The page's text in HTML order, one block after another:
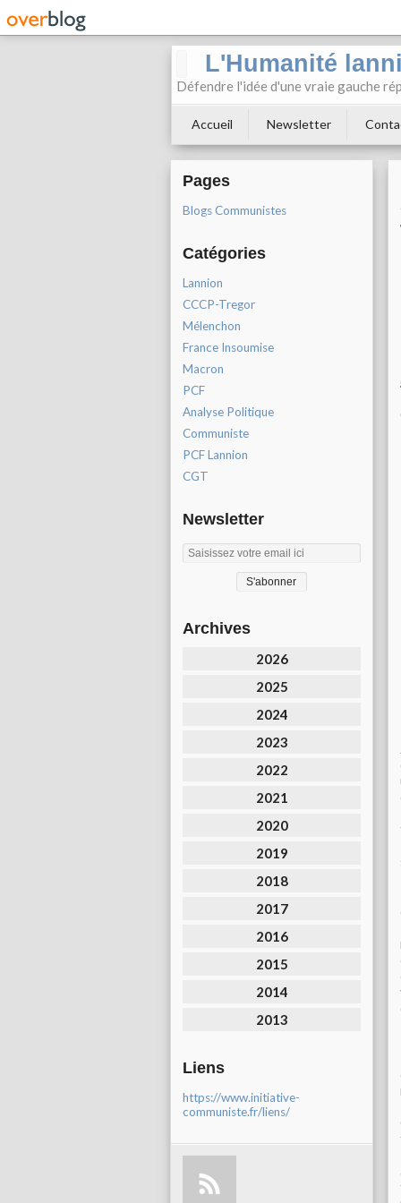
L'Humanité
Défendre l'idée d'une vraie gauche
Accueil Newsletter
Pages
Blogs Communistes
Catégories
Lannion
CCCP-Tregor
Mélenchon
France Insoumise
Macron
PCF
Analyse Politique
Communiste
PCF Lannion
CGT
Newsletter
Archives
2026
2025
2024
2023
2022
2021
2020
2019
2018
2017
2016
2015
2014
2013
Liens
https://www.initiative-
communiste.fr/liens/